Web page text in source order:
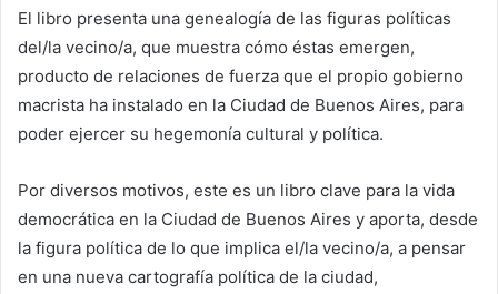
El libro presenta una genealogía de las figuras políticas
del/la vecino/a, que muestra cómo éstas emergen,
producto de relaciones de fuerza que el propio gobierno
macrista ha instalado en la Ciudad de Buenos Aires, para
poder ejercer su hegemonía cultural y política.
Por diversos motivos, este es un libro clave para la vida
democrática en la Ciudad de Buenos Aires y aporta, desde
la figura política de lo que implica el/la vecino/a, a pensar
en una nueva cartografía política de la ciudad,